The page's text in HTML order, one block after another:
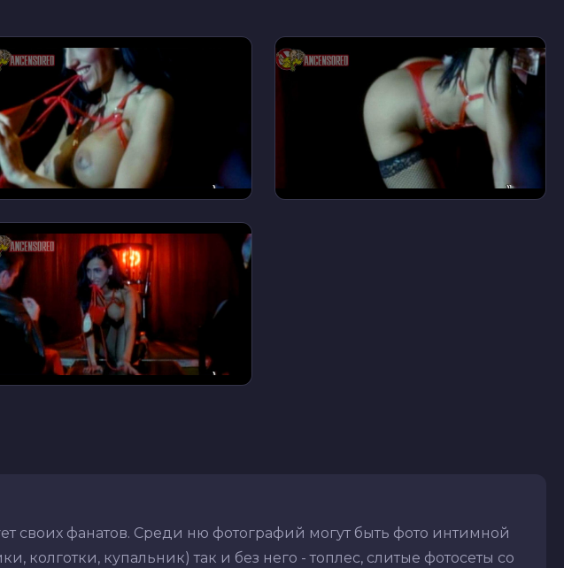
своих фанатов. Среди ню фотографий могут быть фото интимной
купальник) так и без него - топлес, слитые фотосеты со